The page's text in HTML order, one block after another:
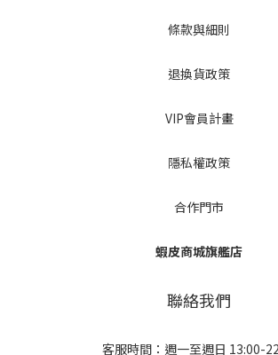
條款與細則
退換貨政策
VIP會員計畫
隱私權政策
合作門市
蝦皮商城旗艦店
聯絡我們
客服時間：週一至週日 13:00-